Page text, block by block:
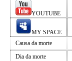
YOUTUBE
MY SPACE
Causa da morte
Dia da morte